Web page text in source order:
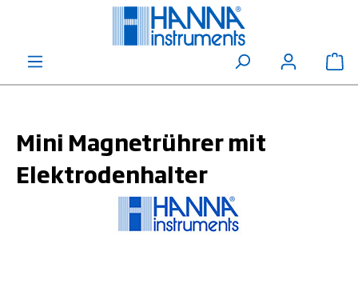
Mini Magnetrührer mit
Elektrodenhalter